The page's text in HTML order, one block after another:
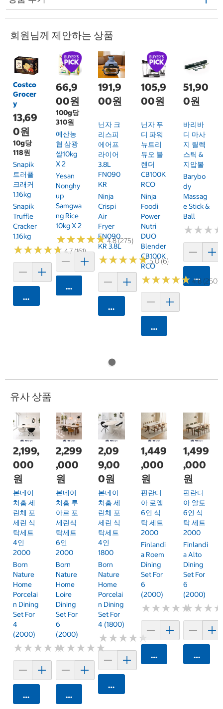
회원님께 제안하는 상품
Costco
Grocer
y
13,69
0원
10g당
118원
Snapik
트러플
크래커
1.16kg
Snapik
Truffle
Cracker
1.16kg
★★★★★
★★★★★4.7 (161)
카트에 담기
66,9
00원
100g당
310원
예산농
협 삼광
쌀10kg
X 2
Yesan
Nonghy
Up
Samgwa
Ng Rice
10kg X 2
★★★★★
★★★★★4.8 (275)
카트에 담기
191,9
00원
닌자 크
리스피
에어프
라이어
3.8L
FN090
KR
Ninja
Crispi
Air
Fryer
FN090
KR 3.8L
★★★★★
★★★★★5.0 (6)
카트에 담기
105,9
00원
닌자 푸
디 파워
뉴트리
듀오 블
렌더
CB100K
RCO
Ninja
Foodi
Power
Nutri
DUO
Blender
CB100K
RCO
★★★★★
★★★★★ 4.8 (250)
카트에 담기
51,90
0원
바리바
디 마사
지 릴렉
스틱 &
지압볼
Barybo
Dy
Massag
E Stick &
Ball
★★★
★★★
카트에
유사 상품
2,199,
000
원
본네이
처홈 세
린체 포
세린 식
탁세트
4인
2000
Born
Nature
Home
Porcelai
N Dining
Set For
4
(2000)
★★★★★
★★★★★
카트에 담기
2,299
,000
원
본네이
처홈 루
아르 포
세린식
탁세트
6인
2000
Born
Nature
Home
Loire
Dining
Set For
6
(2000)
★★★★★
★★★★★
카트에 담기
2,09
9,00
0원
본네이
처홈 세
린체 포
세린 식
탁세트
4인
1800
Born
Nature
Home
Porcelai
N Dining
Set For
4 (1800)
★★★★★
★★★★★
카트에 담기
1,449
,000
원
핀란디
아 로엠
6인 식
탁 세트
2000
Finlandi
A Roem
Dining
Set For
6
(2000)
★★★★★
★★★★★
카트에 담기
1,499
,000
원
핀란디
아 알토
6인 식
탁 세트
2000
Finlandi
A Alto
Dining
Set For
6
(2000)
★★★
★★★
카트에